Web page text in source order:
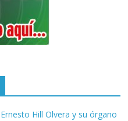
Ernesto Hill Olvera y su órgano